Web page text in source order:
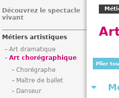
s
e
Plier
Découvrez le spectacle
vivant
Métiers artistiques
Art dramatique
Art chorégraphique
Chorégraphe
Maître de ballet
Danseur